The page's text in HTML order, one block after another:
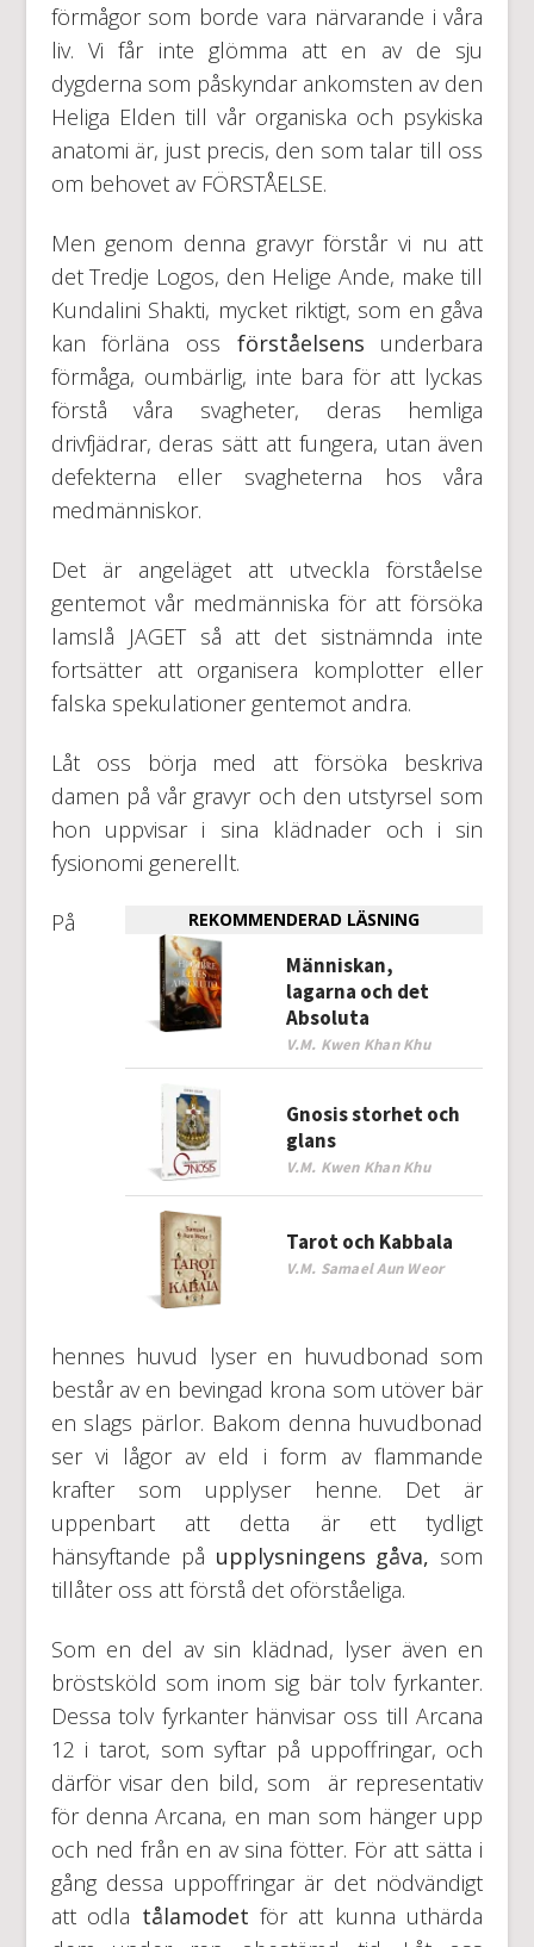
förmågor som borde vara närvarande i våra
liv. Vi får inte glömma att en av de sju
dygderna som påskyndar ankomsten av den
Heliga Elden till vår organiska och psykiska
anatomi är, just precis, den som talar till oss
om behovet av FÖRSTÅELSE.
Men genom denna gravyr förstår vi nu att
det Tredje Logos, den Helige Ande, make till
Kundalini Shakti, mycket riktigt, som en gåva
kan förläna oss förståelsens underbara
förmåga, oumbärlig, inte bara för att lyckas
förstå våra svagheter, deras hemliga
drivfjädrar, deras sätt att fungera, utan även
defekterna eller svagheterna hos våra
medmänniskor.
Det är angeläget att utveckla förståelse
gentemot vår medmänniska för att försöka
lamslå JAGET så att det sistnämnda inte
fortsätter att organisera komplotter eller
falska spekulationer gentemot andra.
Låt oss börja med att försöka beskriva
damen på vår gravyr och den utstyrsel som
hon uppvisar i sina klädnader och i sin
fysionomi generellt.
REKOMMENDERAD LÄSNING
Människan,
lagarna och det
Absoluta
V.M. Kwen Khan Khu
Gnosis storhet och
glans
V.M. Kwen Khan Khu
Tarot och Kabbala
V.M. Samael Aun Weor
På
hennes huvud lyser en huvudbonad som
består av en bevingad krona som utöver bär
en slags pärlor. Bakom denna huvudbonad
ser vi lågor av eld i form av flammande
krafter som upplyser henne. Det är
uppenbart att detta är ett tydligt
hänsyftande på upplysningens gåva, som
tillåter oss att förstå det oförståeliga.
Som en del av sin klädnad, lyser även en
bröstsköld som inom sig bär tolv fyrkanter.
Dessa tolv fyrkanter hänvisar oss till Arcana
12 i tarot, som syftar på uppoffringar, och
därför visar den bild, som är representativ
för denna Arcana, en man som hänger upp
och ned från en av sina fötter. För att sätta i
gång dessa uppoffringar är det nödvändigt
att odla tålamodet för att kunna uthärda